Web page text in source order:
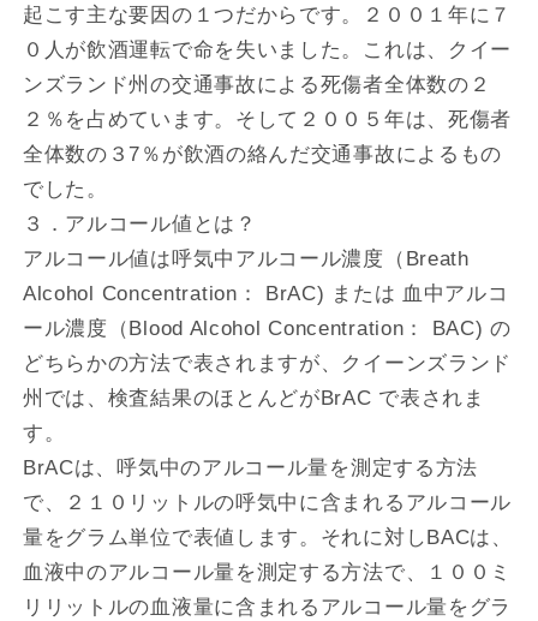
起こす主な要因の１つだからです。２００１年に７
０人が飲酒運転で命を失いました。これは、クイー
ンズランド州の交通事故による死傷者全体数の２
２％を占めています。そして２００５年は、死傷者
全体数の３7％が飲酒の絡んだ交通事故によるもの
でした。
３．アルコール値とは？
アルコール値は呼気中アルコール濃度（Breath
Alcohol Concentration： BrAC) または 血中アルコ
ール濃度（Blood Alcohol Concentration： BAC) の
どちらかの方法で表されますが、クイーンズランド
州では、検査結果のほとんどがBrAC で表されま
す。
BrACは、呼気中のアルコール量を測定する方法
で、２１０リットルの呼気中に含まれるアルコール
量をグラム単位で表値します。それに対しBACは、
血液中のアルコール量を測定する方法で、１００ミ
リリットルの血液量に含まれるアルコール量をグラ